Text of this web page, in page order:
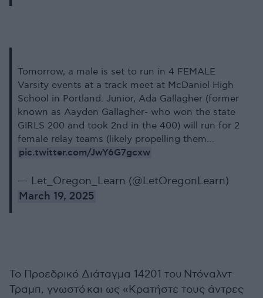
Tomorrow, a male is set to run in 4 FEMALE
Varsity events at a track meet at McDaniel High
School in Portland. Junior, Ada Gallagher (former
known as Aayden Gallagher- who won the state
GIRLS 200 and took 2nd in the 400) will run for 2
female relay teams (likely propelling them…
pic.twitter.com/JwY6G7gcxw
— Let_Oregon_Learn (@LetOregonLearn)
March 19, 2025
Το Προεδρικό Διάταγμα 14201 του Ντόναλντ
Τραμπ, γνωστό και ως «Κρατήστε τους άντρες